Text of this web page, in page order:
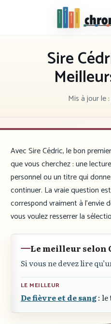
Sire
Mis à jour le :
Avec Sire Cédric, le bon
que vous cherchez : une
personnel ou un titre qui
continuer. La vraie question
correspond vraiment à l’envie
vous voulez resserrer la
Le meilleur selon
Si vous ne devez lire
LE MEILLEUR
De fièvre et de sang: